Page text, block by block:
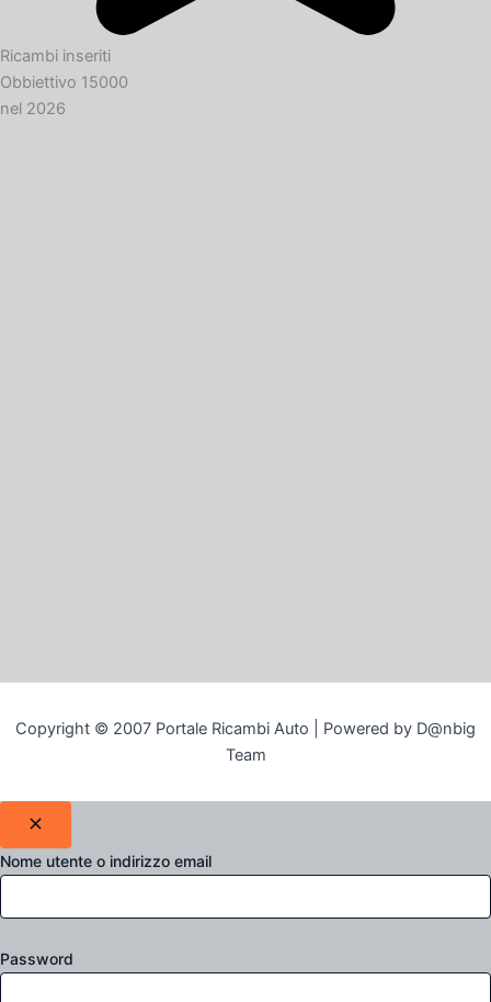
Ricambi inseriti
Obbiettivo 15000
nel 2026
Copyright © 2007 Portale Ricambi Auto | Powered by D@nbig
Team
Nome utente o indirizzo email
Password